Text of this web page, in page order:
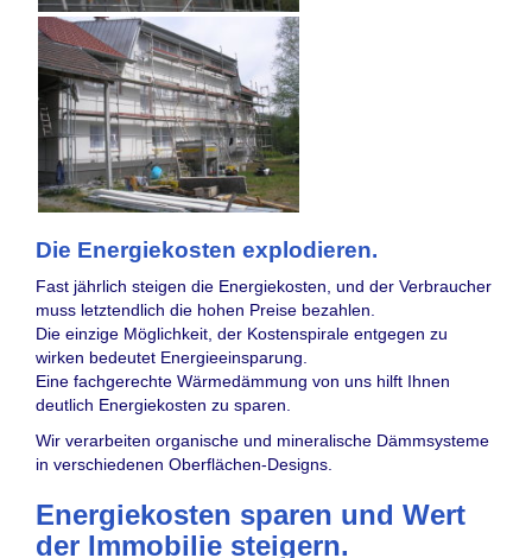
Die Energiekosten explodieren.
Fast jährlich steigen die Energiekosten, und der Verbraucher
muss letztendlich die hohen Preise bezahlen.
Die einzige Möglichkeit, der Kostenspirale entgegen zu
wirken bedeutet Energieeinsparung.
Eine fachgerechte Wärmedämmung von uns hilft Ihnen
deutlich Energiekosten zu sparen.
Wir verarbeiten organische und mineralische Dämmsysteme
in verschiedenen Oberflächen-Designs.
Energiekosten sparen und Wert
der Immobilie steigern.